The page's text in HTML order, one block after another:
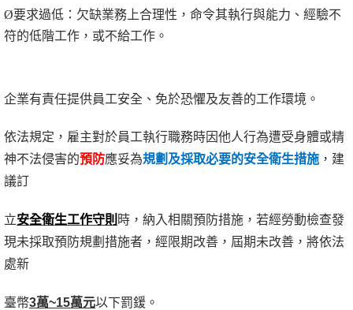
Ø要求過低：欠缺業務上合理性，命令其執行與能力、經驗不
符的低階工作，或不給工作。
企業有責任提供員工安全、免於恐懼及友善的工作環境。
依法規定，雇主對於員工執行職務時因他人行為遭受身體或精
神不法侵害的預防應妥為規劃及採取必要的安全衛生措施 ，建
議訂
立安全衛生工作守則 時，納入相關預防措施，若經勞動檢查發
現未採取預防規劃措施者，經限期改善，屆期未改善，將依法
處新
臺幣3萬~15萬元以下罰鍰。